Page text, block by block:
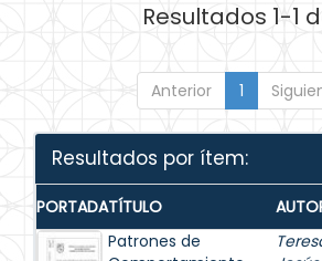
Resultados 1-1
Anterior 1
Resultados por ítem:
PORTADATÍTULO
Patrones de